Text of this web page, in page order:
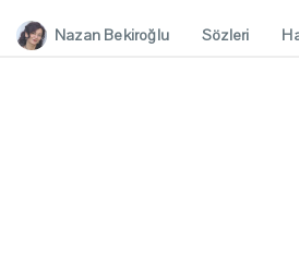
Nazan Bekiroğlu Sözleri